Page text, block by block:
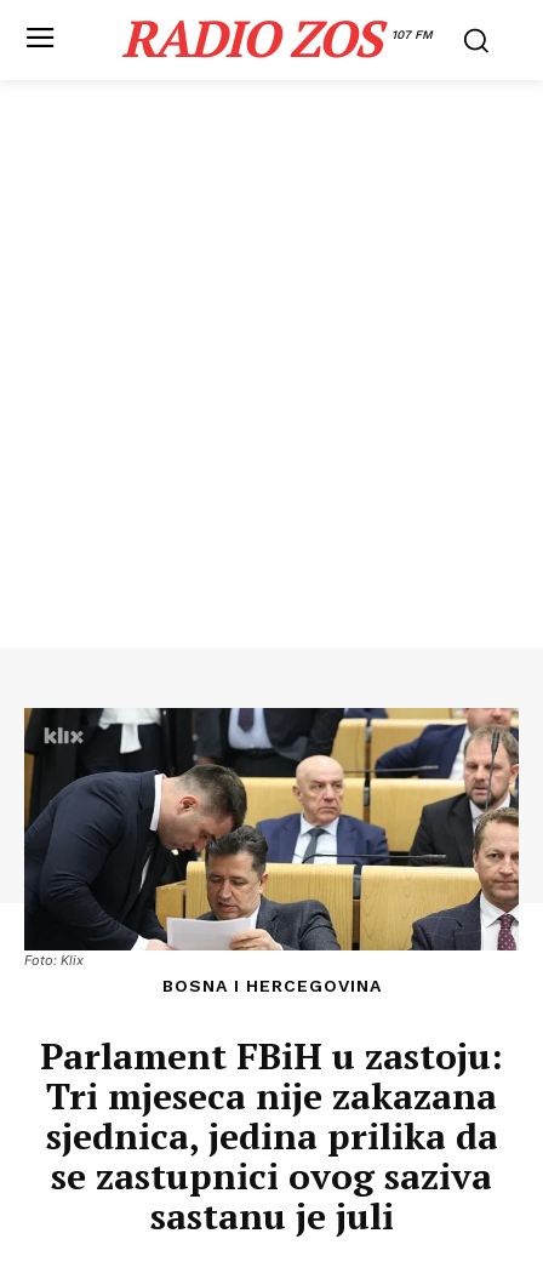
RADIO ZOS 107 FM
Foto: Klix
BOSNA I HERCEGOVINA
Parlament FBiH u zastoju:
Tri mjeseca nije zakazana
sjednica, jedina prilika da
se zastupnici ovog saziva
sastanu je juli